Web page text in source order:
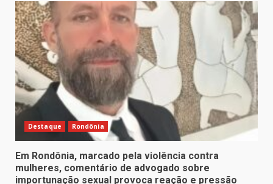
Destaque Rondônia
Em Rondônia, marcado pela violência contra
mulheres, comentário de advogado sobre
importunação sexual provoca reação e pressão